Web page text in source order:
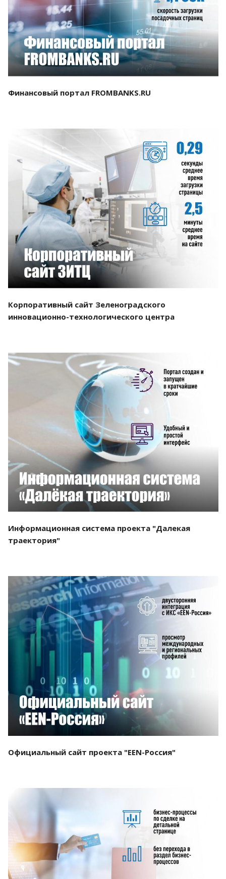
Смотреть проект
Финансовый портал FROMBANKS.RU
Смотреть проект
Корпоративный сайт Зеленоградского
инновационно-технологического центра
Смотреть проект
Информационная система проекта "Далекая
траектория"
Смотреть проект
Официальный сайт проекта "EEN-Россия"